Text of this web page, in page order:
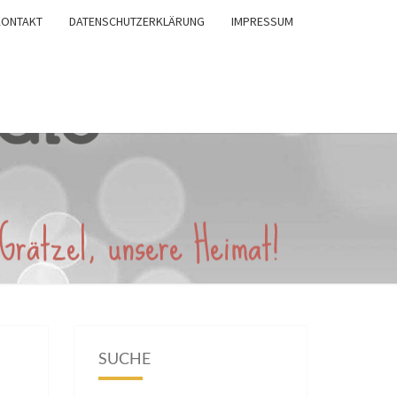
DATENSCHUTZERKLÄRUNG IMPRESSUM
SUCHE